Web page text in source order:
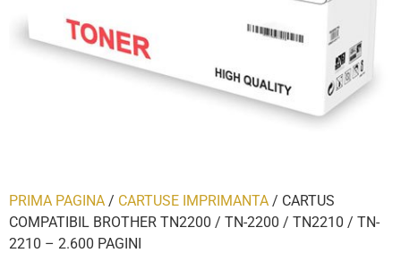
PRIMA PAGINA / CARTUSE IMPRIMANTA / CARTUS
COMPATIBIL BROTHER TN2200 / TN-2200 / TN2210 / TN-
2210 – 2.600 PAGINI